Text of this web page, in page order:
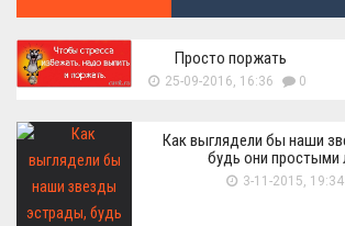
Просто поржать
25-09-2016, 16:36 0
Как выглядели бы наши
будь они простыми
3-11-2015, 19:34